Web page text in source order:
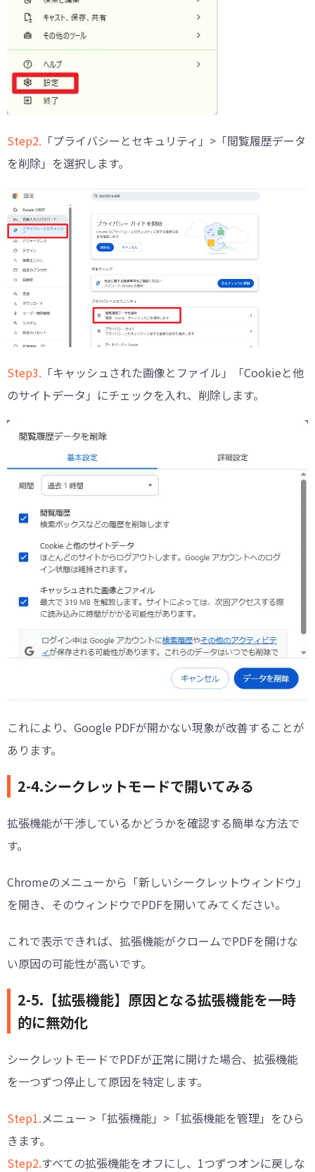
Step2. 「プライバシーとセキュリティ」>「閲覧履歴データ
を削除」を選択します。
Step3. 「キャッシュされた画像とファイル」「Cookieと他
のサイトデータ」にチェックを入れ、削除します。
これにより、Google PDFが開かない現象が改善することが
あります。
2-4.シークレットモードで開いてみる
拡張機能が干渉しているかどうかを確認する簡単な方法で
す。
Chromeのメニューから「新しいシークレットウィンドウ」
を開き、そのウィンドウでPDFを開いてみてください。
これで表示できれば、拡張機能がクロームでPDFを開けな
い原因の可能性が高いです。
2-5.【拡張機能】原因となる拡張機能を一時
的に無効化
シークレットモードでPDFが正常に開けた場合、拡張機能
を一つずつ停止して原因を特定します。
Step1.メニュー >「拡張機能」>「拡張機能を管理」をひら
きます。
Step2.すべての拡張機能をオフにし、1つずつオンに戻しな